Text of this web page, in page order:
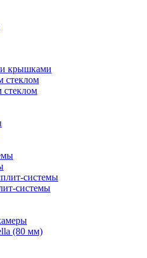
крышками
стеклом
стеклом
системы
системы
(80 мм)